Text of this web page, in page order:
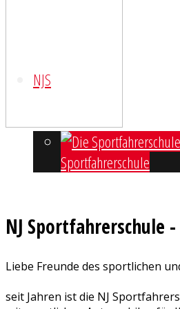
NJS
Sportfahrerschule
Termine
NJ Sportfahrerschule
Liebe Freunde des sportlichen
seit Jahren ist die NJ